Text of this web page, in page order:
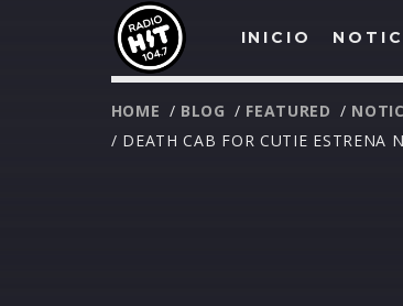
INICIO
HOME / BLOG / FEATURED /
/ DEATH CAB FOR CUTIE ESTRENA